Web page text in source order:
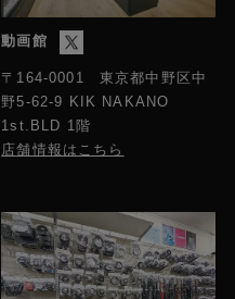
動画館
〒164-0001 東京都中野区中
野5-62-9 KIK NAKANO
1st.BLD 1階
店舗情報はこちら